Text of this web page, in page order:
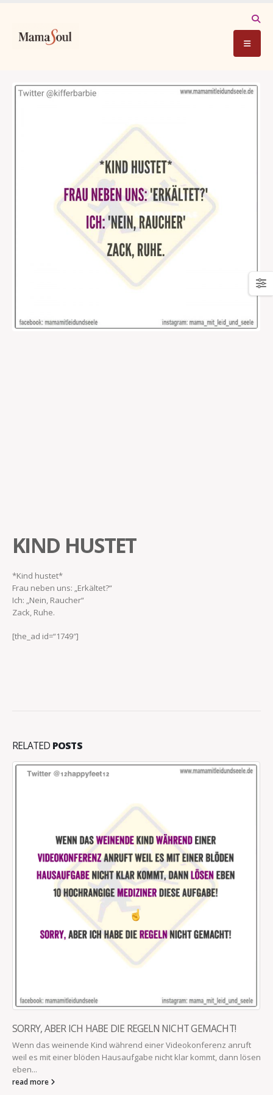
KIND HUSTET
*Kind hustet*
Frau neben uns: „Erkältet?“
Ich: „Nein, Raucher“
Zack, Ruhe.
[the_ad id=“1749″]
RELATED POSTS
SORRY, ABER ICH HABE DIE REGELN NICHT GEMACHT!
Wenn das weinende Kind während einer Videokonferenz anruft
weil es mit einer blöden Hausaufgabe nicht klar kommt, dann lösen
eben...
read more